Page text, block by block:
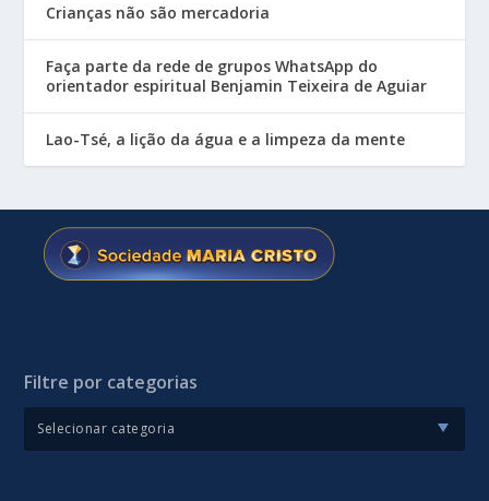
Crianças não são mercadoria
Faça parte da rede de grupos WhatsApp do
orientador espiritual Benjamin Teixeira de Aguiar
Lao-Tsé, a lição da água e a limpeza da mente
Filtre por categorias